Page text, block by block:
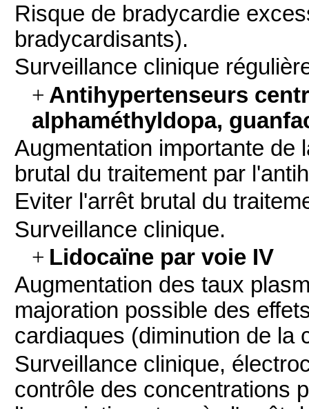
Risque de bradycardie
bradycardisants).
Surveillance clinique
+ Antihypertenseurs
alphaméthyldopa,
Augmentation importante de
brutal du traitement par
Eviter l'arrêt brutal du
Surveillance clinique.
+ Lidocaïne par voie IV
Augmentation des taux
majoration possible des
cardiaques (diminution de la
Surveillance clinique,
contrôle des concentrations